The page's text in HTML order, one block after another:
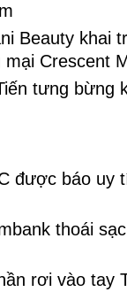
Beauty khai
Crescent
tưng bừng
được báo uy
thoái
rơi vào tay